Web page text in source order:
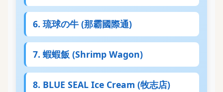
6. 琉球の牛 (那霸國際通)
7. 蝦蝦飯 (Shrimp Wagon)
8. BLUE SEAL Ice Cream (牧志店)